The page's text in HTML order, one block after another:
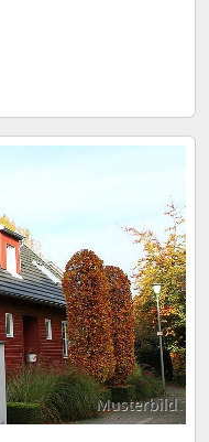
Musterbild